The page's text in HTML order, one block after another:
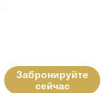
Забронируйте
сейчас